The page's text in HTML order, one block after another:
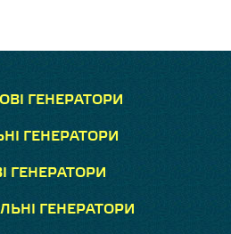
ГЕНЕРАТОРИ
ГЕНЕРАТОРИ
ГЕНЕРАТОРИ
ГЕНЕРАТОРИ